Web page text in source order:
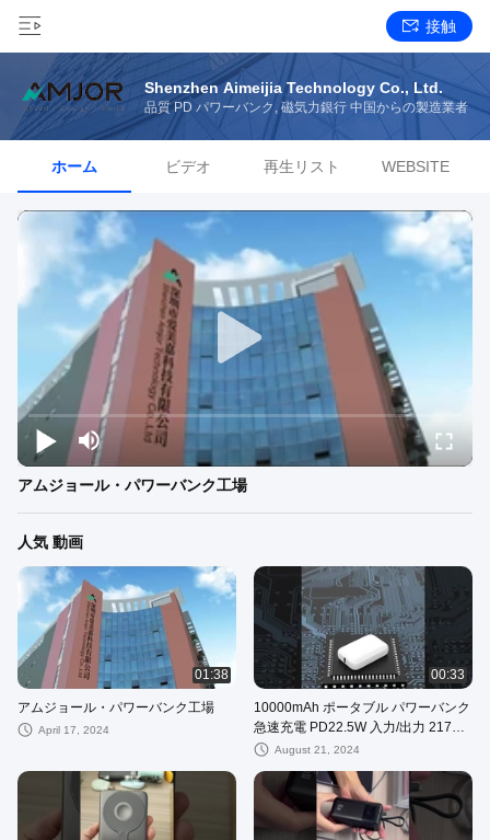
接触
Shenzhen Aimeijia Technology Co., Ltd.
品質 PD パワーバンク, 磁気力銀行 中国からの製造業者
ホーム ビデオ 再生リスト WEBSITE
アムジョール・パワーバンク工場
人気 動画
01:38
アムジョール・パワーバンク工場
April 17, 2024
00:33
10000mAh ポータブル パワーバンク
急速充電 PD22.5W 入力/出力 21700
バッテリー
August 21, 2024